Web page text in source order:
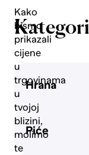
Kako
bismo
prikazali
cijene
u
trgovinama
u
tvojoj
blizini,
molimo
te
Hrana
Piće